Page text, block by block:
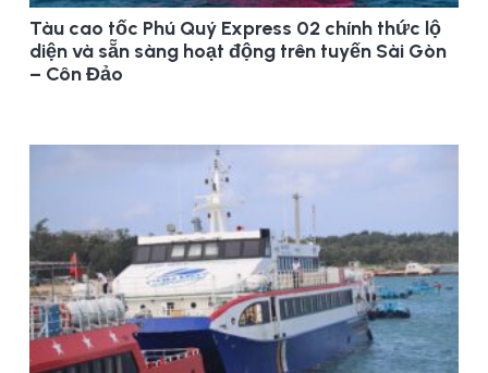
Tàu cao tốc Phú Quý Express 02 chính thức lộ
diện và sẵn sàng hoạt động trên tuyến Sài Gòn
– Côn Đảo